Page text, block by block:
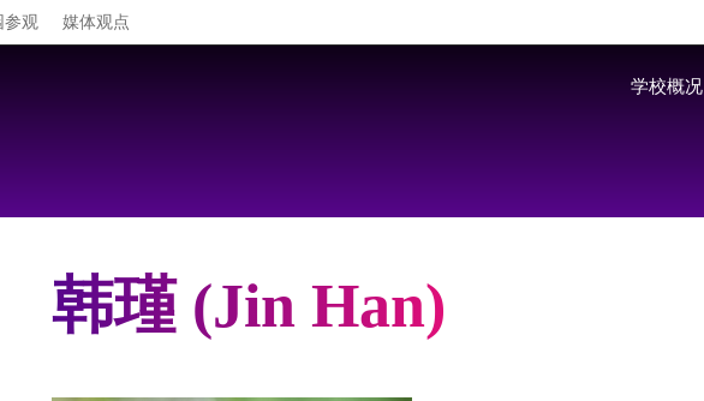
参观 媒体观点
学校概况
韩瑾 (Jin Han)